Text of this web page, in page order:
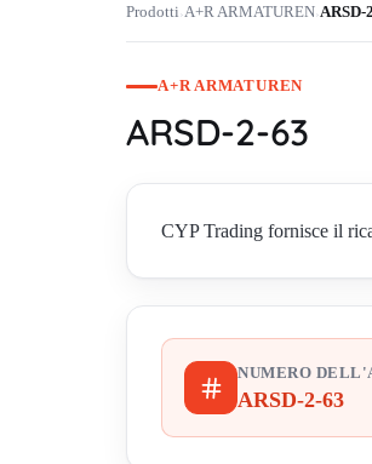
Prodotti›A+R ARMATUREN›ARSD-
A+R ARMATUREN
ARSD-2-63
CYP Trading fornisce il
NUMERO
ARSD-2-63